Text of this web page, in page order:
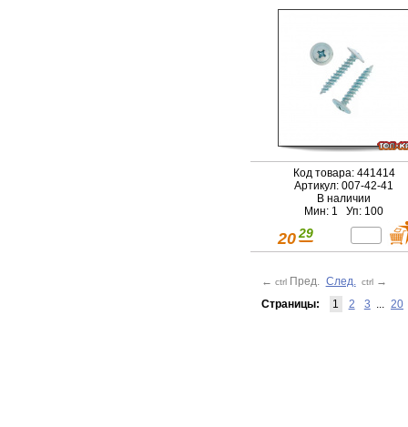
Код товара: 441414
Артикул: 007-42-41
В наличии
Мин: 1 Уп: 100
20 29
← ctrl Пред. След. ctrl →
Страницы:
1 2 3 ... 20